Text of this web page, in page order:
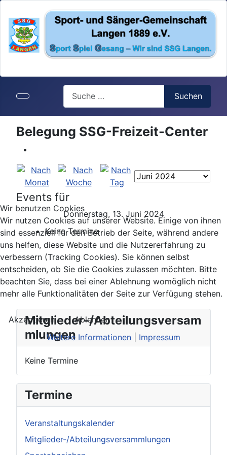
Search
Suchen
Mitglieder-/Abteilungsversam
mlungen
Keine Termine
Termine
Veranstaltungskalender
Mitglieder-/Abteilungsversammlungen
Belegung SSG-Freizeit-Center
Events für
Donnerstag, 13. Juni 2024
Keine Termine
Wir benutzen Cookies
Wir nutzen Cookies auf unserer Website. Einige von ihnen
sind essenziell für den Betrieb der Seite, während andere
uns helfen, diese Website und die Nutzererfahrung zu
verbessern (Tracking Cookies). Sie können selbst
entscheiden, ob Sie die Cookies zulassen möchten. Bitte
beachten Sie, dass bei einer Ablehnung womöglich nicht
mehr alle Funktionalitäten der Seite zur Verfügung stehen.
Akzeptieren
Ablehnen
Weitere Informationen
Impressum